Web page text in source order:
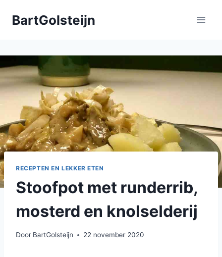
naarBartGolsteijn
RECEPTEN EN LEKKER ETEN
Stoofpot met runderrib,
mosterd en knolselderij
Door BartGolsteijn 22 november 2020